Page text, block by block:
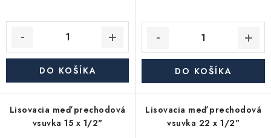
DO KOŠÍKA DO KOŠÍKA
Lisovacia meď prechodová
vsuvka 15 x 1/2"
Lisovacia meď prechodová
vsuvka 22 x 1/2"